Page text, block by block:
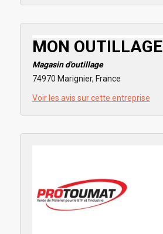
MON OUTILLAGE
Magasin d'outillage
74970 Marignier, France
Voir les avis sur cette entreprise